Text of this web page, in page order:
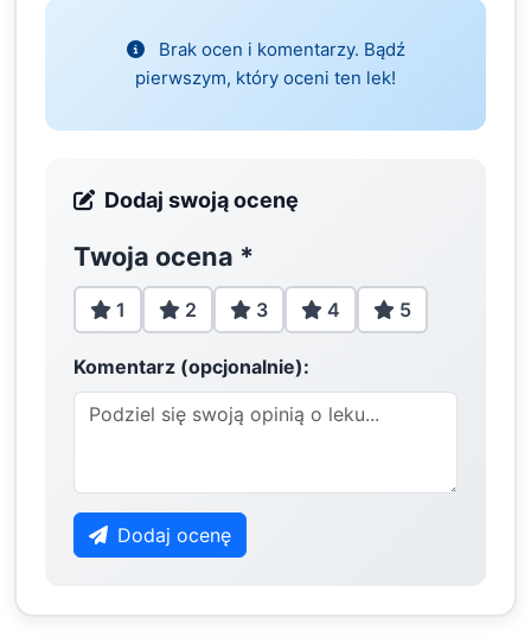
Brak ocen i komentarzy. Bądź
pierwszym, który oceni ten lek!
Dodaj swoją ocenę
Twoja ocena *
1 2 3 4 5
Komentarz (opcjonalnie):
Dodaj ocenę